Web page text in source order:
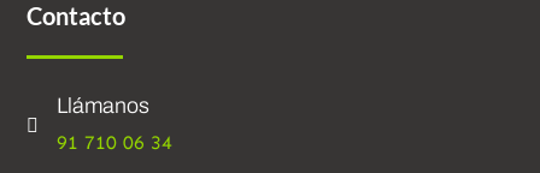
Contacto

Llámanos
91 710 06 34